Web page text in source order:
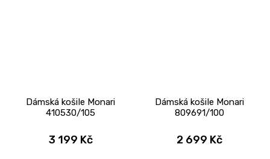
Dámská košile Monari
410530/105
3 199 Kč
Dámská košile Monari
809691/100
2 699 Kč